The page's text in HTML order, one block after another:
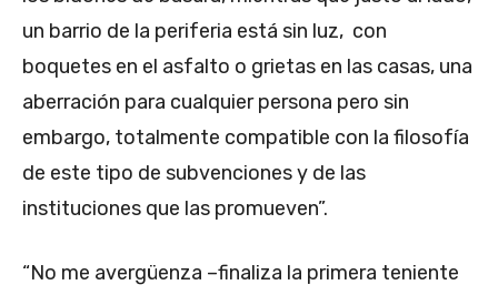
un barrio de la periferia está sin luz, con
boquetes en el asfalto o grietas en las casas, una
aberración para cualquier persona pero sin
embargo, totalmente compatible con la filosofía
de este tipo de subvenciones y de las
instituciones que las promueven”.
“No me avergüenza –finaliza la primera teniente